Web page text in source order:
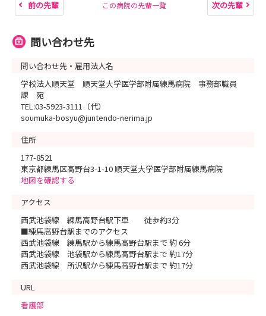
前の先輩 この病院の先輩一覧 次の先輩
問い合わせ先
問い合わせ先・雇用法人名
学校法人順天堂 順天堂大学医学部附属練馬病院 事務部職員
課 宛
TEL:03-5923-3111（代）
soumuka-bosyu@juntendo-nerima.jp
住所
177-8521
東京都練馬区高野台3-1-10 順天堂大学医学部附属練馬病院
地図を確認する
アクセス
西武池袋線 練馬高野台駅下車 徒歩約3分
■練馬高野台駅までのアクセス
西武池袋線 練馬駅から練馬高野台駅まで 約 6分
西武池袋線 池袋駅から練馬高野台駅まで 約17分
西武池袋線 所沢駅から練馬高野台駅まで 約17分
URL
看護部